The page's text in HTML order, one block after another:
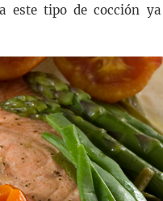
este tipo de cocción